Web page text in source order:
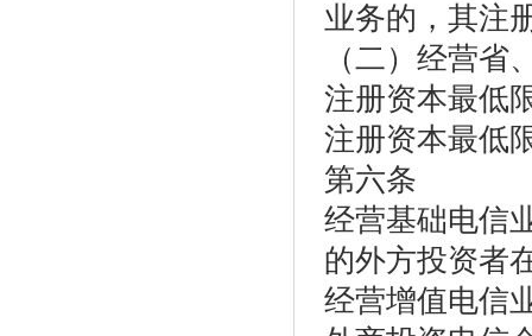
业务的，其注
（二）经营
注册资本最低
注册资本最低
第六条
经营基础电信
的外方投资者
经营增值电信